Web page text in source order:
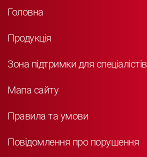
Головна
Продукція
Зона підтримки для спеціалістів
Мапа сайту
Правила та умови
Повідомлення про порушення